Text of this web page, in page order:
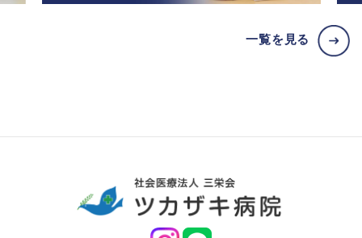
一覧を見る